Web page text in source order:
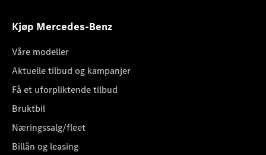
Kjøp Mercedes-Benz
Våre modeller
Aktuelle tilbud og kampanjer
Få et uforpliktende tilbud
Bruktbil
Næringssalg/fleet
Billån og leasing